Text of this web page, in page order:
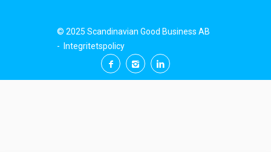
© 2025 Scandinavian Good Business AB
-
Integritetspolicy